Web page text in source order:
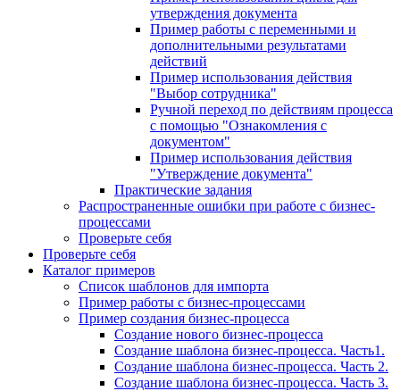
утверждения документа
Пример работы с переменными и
дополнительными результатами
действий
Пример использования действия
"Выбор сотрудника"
Ручной переход по действиям процесса
с помощью "Ознакомления с
документом"
Пример использования действия
"Утверждение документа"
Практические задания
Распространенные ошибки при работе с бизнес-
процессами
Проверьте себя
Проверьте себя
Каталог примеров
Список шаблонов для импорта
Пример работы с бизнес-процессами
Пример создания бизнес-процесса
Создание нового бизнес-процесса
Создание шаблона бизнес-процесса. Часть1.
Создание шаблона бизнес-процесса. Часть 2.
Создание шаблона бизнес-процесса. Часть 3.